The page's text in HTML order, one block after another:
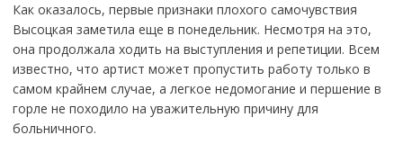
Как оказалось, первые признаки плохого самочувствия
Высоцкая заметила еще в понедельник. Несмотря на это,
она продолжала ходить на выступления и репетиции. Всем
известно, что артист может пропустить работу только в
самом крайнем случае, а легкое недомогание и першение в
горле не походило на уважительную причину для
больничного.